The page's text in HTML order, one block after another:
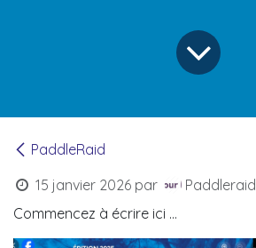
PaddleRaid
15 janvier 2026 par
Paddleraid
Commencez à écrire ici ...